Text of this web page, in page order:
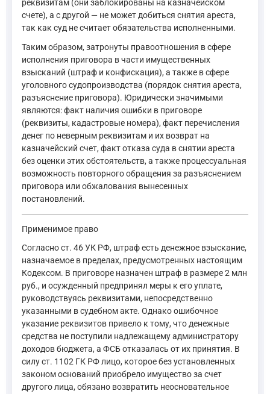
реквизитам (они заблокированы на казначейском
счете), а с другой — не может добиться снятия ареста,
так как суд не считает обязательства исполненными.
Таким образом, затронуты правоотношения в сфере
исполнения приговора в части имущественных
взысканий (штраф и конфискация), а также в сфере
уголовного судопроизводства (порядок снятия ареста,
разъяснение приговора). Юридически значимыми
являются: факт наличия ошибки в приговоре
(реквизиты, кадастровые номера), факт перечисления
денег по неверным реквизитам и их возврат на
казначейский счет, факт отказа суда в снятии ареста
без оценки этих обстоятельств, а также процессуальная
возможность повторного обращения за разъяснением
приговора или обжалования вынесенных
постановлений.
Применимое право
Согласно ст. 46 УК РФ, штраф есть денежное взыскание,
назначаемое в пределах, предусмотренных настоящим
Кодексом. В приговоре назначен штраф в размере 2 млн
руб., и осужденный предпринял меры к его уплате,
руководствуясь реквизитами, непосредственно
указанными в судебном акте. Однако ошибочное
указание реквизитов привело к тому, что денежные
средства не поступили надлежащему администратору
доходов бюджета, а ФСБ отказалась от их принятия. В
силу ст. 1102 ГК РФ лицо, которое без установленных
законом оснований приобрело имущество за счет
другого лица, обязано возвратить неосновательное